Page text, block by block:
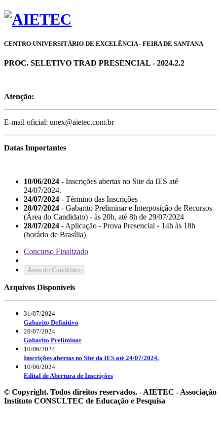
CENTRO UNIVERSITÁRIO DE EXCELÊNCIA - FEIRA DE SANTANA
PROC. SELETIVO TRAD PRESENCIAL - 2024.2.2
Atenção:
E-mail oficial: unex@aietec.com.br
Datas Importantes
10/06/2024 - Inscrições abertas no Site da IES até
24/07/2024.
24/07/2024 - Término das Inscrições
28/07/2024 - Gabarito Preliminar e Interposição de Recursos
(Área do Candidato) - às 20h, até 8h de 29/07/2024
28/07/2024 - Aplicação - Prova Presencial - 14h às 18h
(horário de Brasília)
Concurso Finalizado
Área do Candidato
Arquivos Disponíveis
31/07/2024
Gabarito Definitivo
28/07/2024
Gabarito Preliminar
10/06/2024
Inscrições abertas no Site da IES até 24/07/2024.
10/06/2024
Edital de Abertura de Inscrições
© Copyright. Todos direitos reservados. - AIETEC - Associação
Instituto CONSULTEC de Educação e Pesquisa